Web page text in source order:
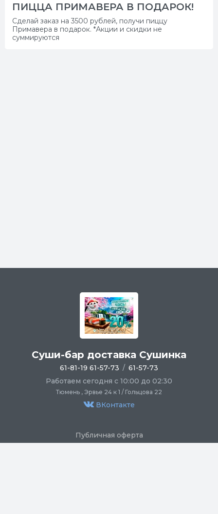
ПИЦЦА ПРИМАВЕРА В ПОДАРОК!
Сделай заказ на 3500 рублей, получи пиццу
Примавера в подарок. *Акции и скидки не
суммируются
Суши-бар доставка Сушинка
61-81-19 61-57-73 / 61-57-73
Работаем сегодня с 10:00 до 02:30
Тюмень , Эрвье 24 к 1 / Гольцова 22
ВКонтакте
Публичная оферта